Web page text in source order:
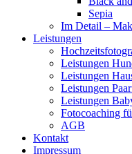
Sepia
Im Detail –
Leistungen
Leistungen
Leistungen
Leistungen
Leistungen
Fotocoaching
AGB
Kontakt
Impressum